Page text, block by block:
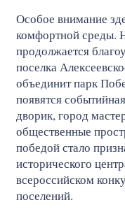
Особое внимание
комфортной среды.
продолжается
поселка
объединит парк
появятся
дворик, город
общественные
победой стало
исторического
всероссийском
поселений.